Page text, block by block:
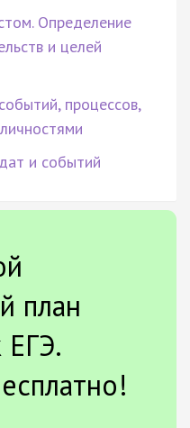
Определение
и целей
процессов,
и событий
план
ЕГЭ.